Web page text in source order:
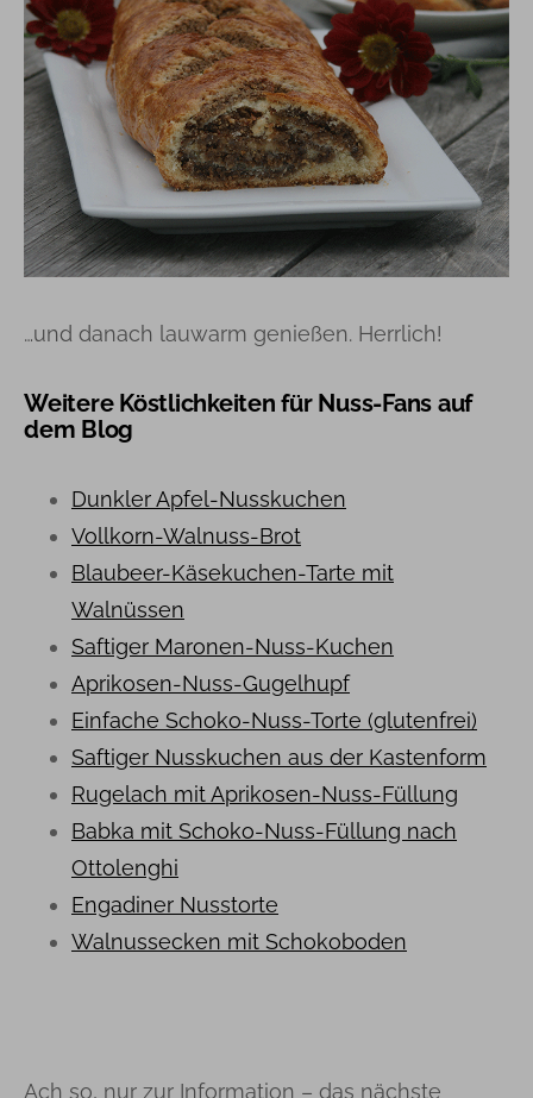
…und danach lauwarm genießen. Herrlich!
Weitere Köstlichkeiten für Nuss-Fans auf
dem Blog
Dunkler Apfel-Nusskuchen
Vollkorn-Walnuss-Brot
Blaubeer-Käsekuchen-Tarte mit
Walnüssen
Saftiger Maronen-Nuss-Kuchen
Aprikosen-Nuss-Gugelhupf
Einfache Schoko-Nuss-Torte (glutenfrei)
Saftiger Nusskuchen aus der Kastenform
Rugelach mit Aprikosen-Nuss-Füllung
Babka mit Schoko-Nuss-Füllung nach
Ottolenghi
Engadiner Nusstorte
Walnussecken mit Schokoboden
Ach so, nur zur Information – das nächste